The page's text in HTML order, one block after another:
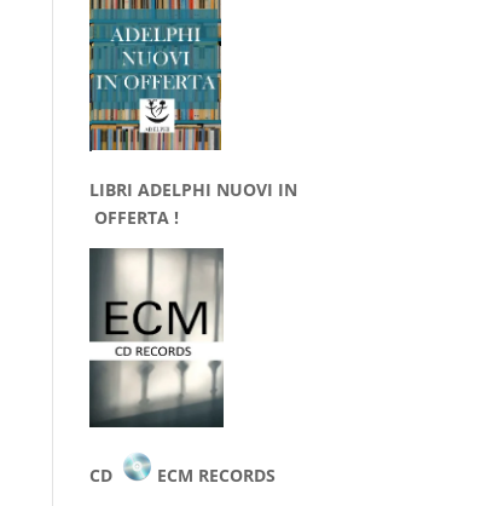
LIBRI ADELPHI NUOVI IN
OFFERTA !
CD
ECM RECORDS